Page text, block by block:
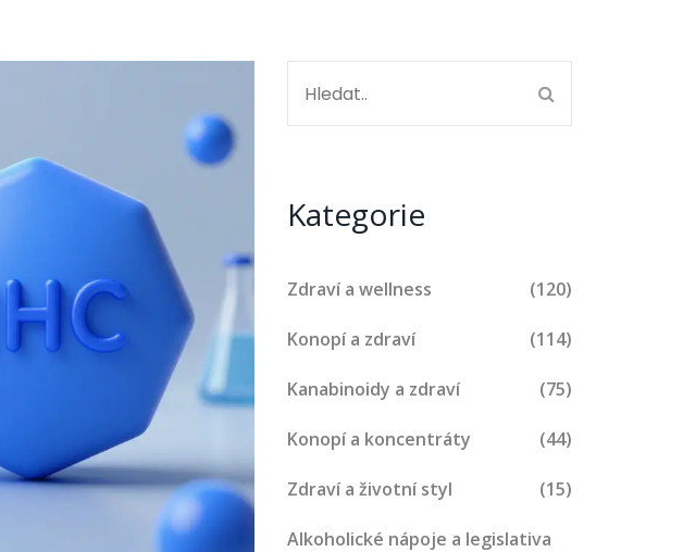
Kategorie
Zdraví a wellness (120)
Konopí a zdraví (114)
Kanabinoidy a zdraví (75)
Konopí a koncentráty (44)
Zdraví a životní styl (15)
Alkoholické nápoje a legislativa